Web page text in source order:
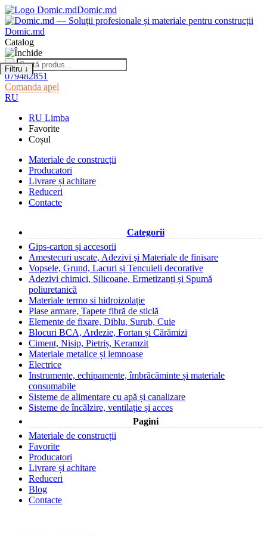
Domic.md
Domic.md
Catalog
079482851
Comanda apel
RU
RU Limba
Favorite
Coșul
Materiale de construcții
Producatori
Livrare și achitare
Reduceri
Contacte
Categorii
Gips-carton și accesorii
Amestecuri uscate, Adezivi şi Materiale de finisare
Vopsele, Grund, Lacuri și Tencuieli decorative
Adezivi chimici, Silicoane, Ermetizanți și Spumă
poliuretanică
Materiale termo si hidroizolație
Plase armare, Tapete fibră de sticlă
Elemente de fixare, Diblu, Surub, Cuie
Blocuri BCA, Ardezie, Fortan și Cărămizi
Ciment, Nisip, Pietriș, Keramzit
Materiale metalice și lemnoase
Electrice
Instrumente, echipamente, îmbrăcăminte și materiale
consumabile
Sisteme de alimentare cu apă și canalizare
Sisteme de încălzire, ventilație și acces
Pagini
Materiale de construcții
Favorite
Producatori
Livrare și achitare
Reduceri
Blog
Contacte
Filtru ↓